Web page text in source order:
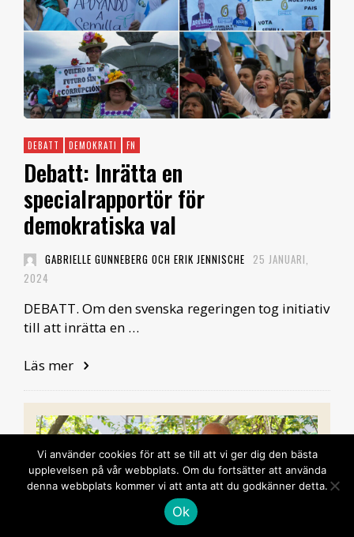
DEBATT DEMOKRATI FN
Debatt: Inrätta en
specialrapportör för
demokratiska val
GABRIELLE GUNNEBERG OCH ERIK JENNISCHE 25 JANUARI,
2024
DEBATT. Om den svenska regeringen tog initiativ
till att inrätta en …
Läs mer
Vi använder cookies för att se till att vi ger dig den bästa
upplevelsen på vår webbplats. Om du fortsätter att använda
denna webbplats kommer vi att anta att du godkänner detta.
Ok